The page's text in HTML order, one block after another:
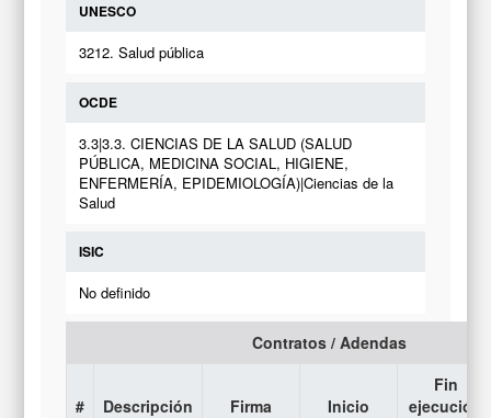
UNESCO
3212. Salud pública
OCDE
3.3|3.3. CIENCIAS DE LA SALUD (SALUD
PÚBLICA, MEDICINA SOCIAL, HIGIENE,
ENFERMERÍA, EPIDEMIOLOGÍA)|Ciencias de la
Salud
ISIC
No definido
Contratos / Adendas
# Descripción Firma Inicio
Fin
ejecución